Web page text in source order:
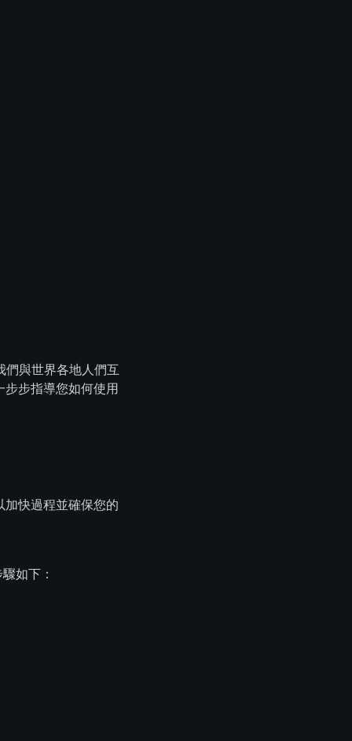
們與世界各地人們互
步指導您如何使用
快過程並確保您的
如下：